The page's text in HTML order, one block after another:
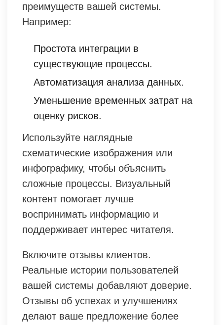
преимуществ вашей системы.
Например:
Простота интеграции в
существующие процессы.
Автоматизация анализа данных.
Уменьшение временных затрат на
оценку рисков.
Используйте наглядные
схематические изображения или
инфографику, чтобы объяснить
сложные процессы. Визуальный
контент помогает лучше
воспринимать информацию и
поддерживает интерес читателя.
Включите отзывы клиентов.
Реальные истории пользователей
вашей системы добавляют доверие.
Отзывы об успехах и улучшениях
делают ваше предложение более